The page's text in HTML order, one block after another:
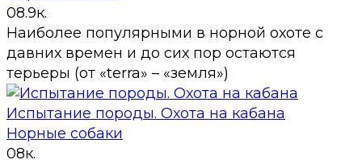
08.9к.
Наиболее популярными в норной охоте с
давних времен и до сих пор остаются
терьеры (от «terra» – «земля»)
Испытание породы. Охота на кабана
Норные собаки
08к.